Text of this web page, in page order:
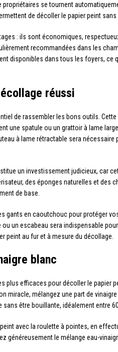
se tournent
de décoller le papier peint
: ils sont économiques,
recommandées dans les
disponibles dans tous les foyers,
réussi
de rassembler les bons outils.
une spatule ou un grattoir à lame
à lame rétractable sera
un investissement judicieux, car
des éponges naturelles et des
de base.
gants en caoutchouc pour protéger
un escabeau sera indispensable
peint au fur et à mesure du décollage.
blanc
plus efficaces pour décoller le papier
mélangez une part de
être bouillante, idéalement entre
avec la roulette à pointes, en
généreusement le mélange eau-